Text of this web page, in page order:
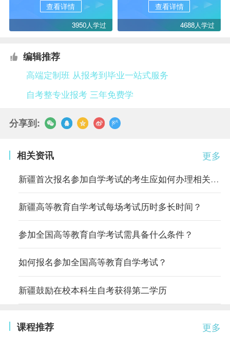
查看详情
3950人学过
查看详情
4688人学过
编辑推荐
高端定制班 从报考到毕业一站式服务
自考整专业报考 三年免费学
分享到:
更多
相关资讯
新疆首次报名参加自学考试的考生应如何办理相关手续？
新疆高等教育自学考试每场考试历时多长时间？
参加全国高等教育自学考试需具备什么条件？
如何报名参加全国高等教育自学考试？
新疆鼓励在校本科生自考获得第二学历
更多
课程推荐